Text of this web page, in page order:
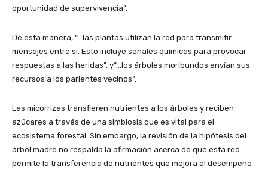
oportunidad de supervivencia”.
De esta manera, “…las plantas utilizan la red para transmitir
mensajes entre sí. Esto incluye señales químicas para provocar
respuestas a las heridas”, y“…los árboles moribundos envían sus
recursos a los parientes vecinos”.
Las micorrizas transfieren nutrientes a los árboles y reciben
azúcares a través de una simbiosis que es vital para el
ecosistema forestal. Sin embargo, la revisión de la hipótesis del
árbol madre no respalda la afirmación acerca de que esta red
permite la transferencia de nutrientes que mejora el desempeño